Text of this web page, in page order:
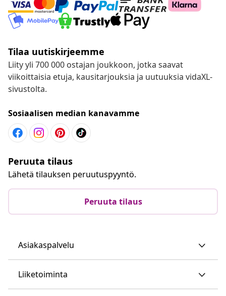
Tilaa uutiskirjeemme
Liity yli 700 000 ostajan joukkoon, jotka saavat
viikoittaisia etuja, kausitarjouksia ja uutuuksia vidaXL-
sivustolta.
Sosiaalisen median kanavamme
Peruuta tilaus
Lähetä tilauksen peruutuspyyntö.
Peruuta tilaus
Asiakaspalvelu
Liiketoiminta